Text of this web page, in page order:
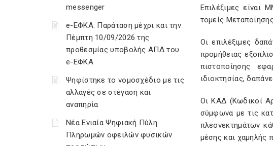
messenger
e-ΕΦΚΑ: Παράταση μέχρι και την
Πέμπτη 10/09/2026 της
προθεσμίας υποβολής ΑΠΔ του
e-ΕΦΚΑ
Ψηφίστηκε το νομοσχέδιο με τις
αλλαγές σε στέγαση και
αναπηρία
Νέα Ενιαία Ψηφιακή Πύλη
Πληρωμών οφειλών φυσικών
Επιλέξιμες είναι
τομείς
Οι επιλέξιμες
προμήθειας
πιστοποίησης
ιδιοκτησίας,
Οι ΚΑΔ (Κωδικοί
σύμφωνα με τις
πλεονεκτημάτων
μέσης και χαμηλής